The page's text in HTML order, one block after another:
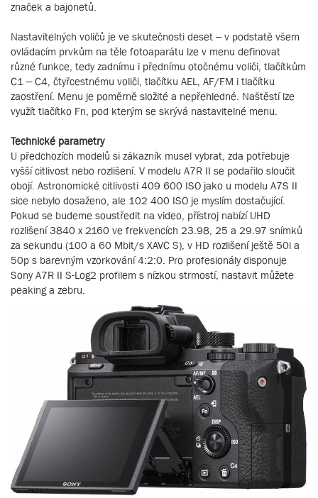
značek a bajonetů.
Nastavitelných voličů je ve skutečnosti deset – v podstatě všem
ovládacím prvkům na těle fotoaparátu lze v menu definovat
různé funkce, tedy zadnímu i přednímu otočnému voliči, tlačítkům
C1 – C4, čtyřcestnému voliči, tlačítku AEL, AF/FM i tlačítku
zaostření. Menu je poměrně složité a nepřehledné. Naštěstí lze
využít tlačítko Fn, pod kterým se skrývá nastavitelné menu.
Technické parametry
U předchozích modelů si zákazník musel vybrat, zda potřebuje
vyšší citlivost nebo rozlišení. V modelu A7R II se podařilo sloučit
obojí. Astronomické citlivosti 409 600 ISO jako u modelu A7S II
sice nebylo dosaženo, ale 102 400 ISO je myslím dostačující.
Pokud se budeme soustředit na video, přístroj nabízí UHD
rozlišení 3840 x 2160 ve frekvencích 23.98, 25 a 29.97 snímků
za sekundu (100 a 60 Mbit/s XAVC S), v HD rozlišení ještě 50i a
50p s barevným vzorkování 4:2:0. Pro profesionály disponuje
Sony A7R II S-Log2 profilem s nízkou strmostí, nastavit můžete
peaking a zebru.